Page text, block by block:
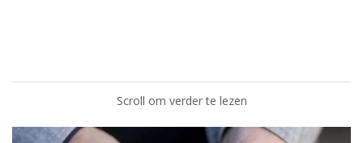
Scroll om verder te lezen